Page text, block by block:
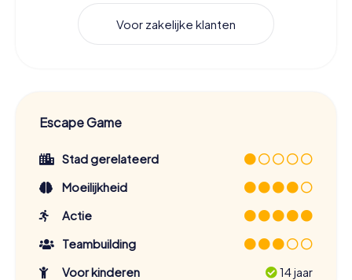
Voor zakelijke klanten
Escape Game
Stad gerelateerd
Moeilijkheid
Actie
Teambuilding
Voor kinderen
14 jaar